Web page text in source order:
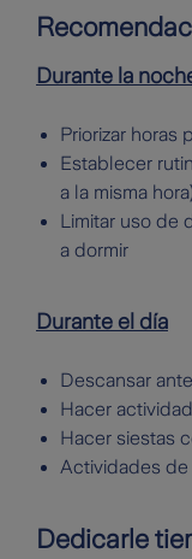
Durante la
Priorizar horas
Establecer
a la misma
Limitar uso de
a dormir
Durante el día
Descansar
Hacer
Hacer siestas
Actividades de
Dedicarle